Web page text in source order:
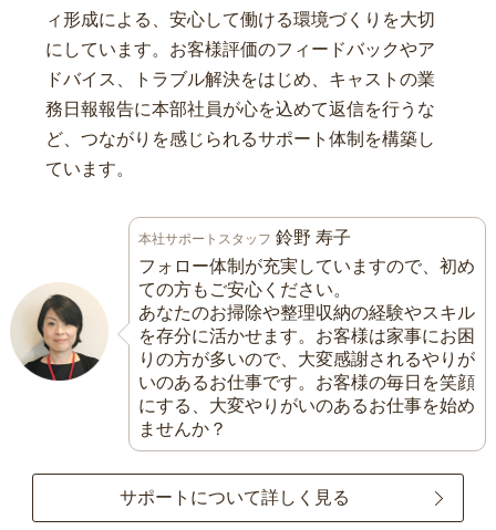
ィ形成による、安心して働ける環境づくりを大切
にしています。お客様評価のフィードバックやア
ドバイス、トラブル解決をはじめ、キャストの業
務日報報告に本部社員が心を込めて返信を行うな
ど、つながりを感じられるサポート体制を構築し
ています。
本社サポートスタッフ 鈴野 寿子
フォロー体制が充実していますので、初め
ての方もご安心ください。
あなたのお掃除や整理収納の経験やスキル
を存分に活かせます。お客様は家事にお困
りの方が多いので、大変感謝されるやりが
いのあるお仕事です。お客様の毎日を笑顔
にする、大変やりがいのあるお仕事を始め
ませんか？
サポートについて詳しく見る